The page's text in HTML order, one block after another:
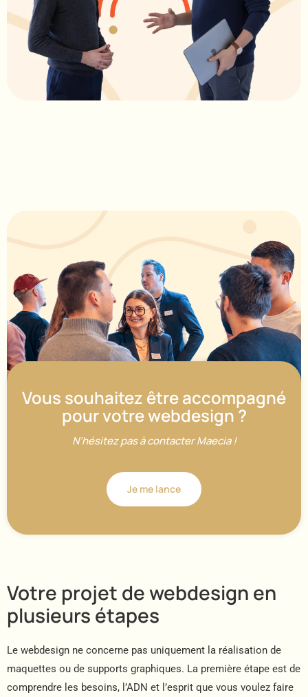
Votre projet de webdesign en
plusieurs étapes
Le webdesign ne concerne pas uniquement la réalisation de
maquettes ou de supports graphiques. La première étape est de
comprendre les besoins, l’ADN et l’esprit que vous voulez faire
Vous souhaitez être accompagné
pour votre webdesign ?
N’hésitez pas à contacter Maecia !
Je me lance